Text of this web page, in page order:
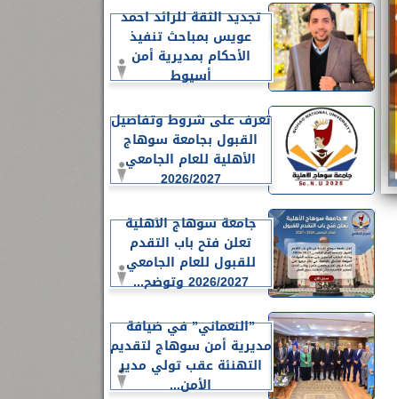
تجديد الثقة للرائد احمد
عويس بمباحث تنفيذ
الأحكام بمديرية أمن
أسيوط
تعرف على شروط وتفاصيل
القبول بجامعة سوهاج
الأهلية للعام الجامعي
2026/2027
جامعة سوهاج الأهلية
تعلن فتح باب التقدم
للقبول للعام الجامعي
2026/2027 وتوضح...
”النعماني” في ضيافة
مديرية أمن سوهاج لتقديم
التهنئة عقب تولي مدير
الأمن...